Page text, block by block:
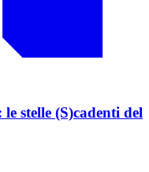
stelle (S)cadenti del